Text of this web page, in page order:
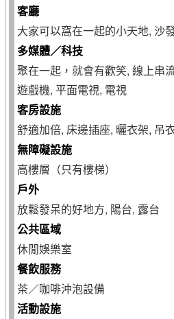
客廳
大家可以窩在一起的小天地, 沙
多媒體／科技
聚在一起，就會有歡笑, 線上串
遊戲機, 平面電視, 電視
客房設施
舒適加倍, 床邊插座, 曬衣架, 吊
無障礙設施
高樓層（只有樓梯）
戶外
放鬆發呆的好地方, 陽台, 露台
公共區域
休閒娛樂室
餐飲服務
茶／咖啡沖泡設備
活動設施